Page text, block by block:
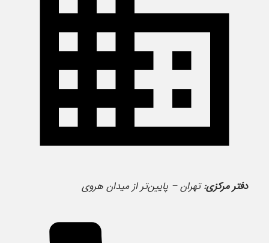
دفتر مرکزی:تهران – پایین‌تر از میدان هروی